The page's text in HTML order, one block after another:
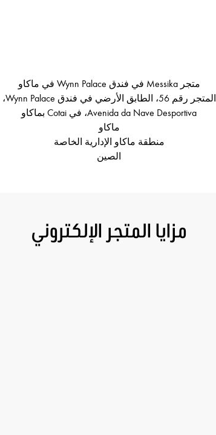
متجر Messika في فندق Wynn Palace في ماكاو
المتجر رقم 56، الطابق الأرضي في فندق Wynn Palace،
Avenida da Nave Desportiva، في Cotai بماكاو
ماكاو
منطقة ماكاو الإدارية الخاصة
الصين
مزايا المتجر الإلكتروني